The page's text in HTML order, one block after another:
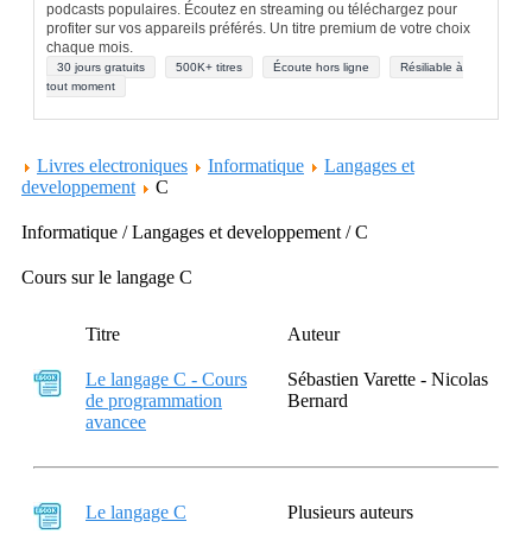
podcasts populaires. Écoutez en streaming ou téléchargez pour
profiter sur vos appareils préférés. Un titre premium de votre choix
chaque mois.
30 jours gratuits 500K+ titres Écoute hors ligne
Résiliable à
tout moment
Livres electroniques Informatique
Langages et
developpement
C
Informatique / Langages et developpement / C
Cours sur le langage C
Titre Auteur
Le langage C - Cours
de programmation
avancee
Sébastien Varette - Nicolas
Bernard
Le langage C Plusieurs auteurs